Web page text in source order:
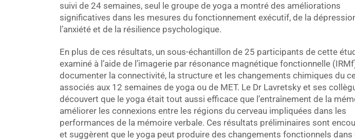
suivi de 24 semaines, seul le groupe de yoga a montré des améliorations
significatives dans les mesures du fonctionnement exécutif, de la
l’anxiété et de la résilience psychologique.
En plus de ces résultats, un sous-échantillon de 25 participants de cette
examiné à l’aide de l’imagerie par résonance magnétique fonctionnelle
documenter la connectivité, la structure et les changements chimiques du
associés aux 12 semaines de yoga ou de MET. Le Dr Lavretsky et ses
découvert que le yoga était tout aussi efficace que l’entraînement de la
améliorer les connexions entre les régions du cerveau impliquées dans les
performances de la mémoire verbale. Ces résultats préliminaires sont
et suggèrent que le yoga peut produire des changements fonctionnels dans